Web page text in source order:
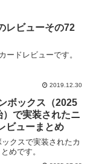
レビューその72
ードレビューです。
2019.12.30
ボックス（2025
で実装されたニ
ビューまとめ
クスで実装されたカ
めです。